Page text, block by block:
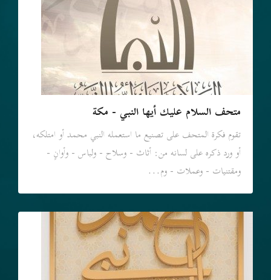
متحف السلام عليك أيها النبي - مكة
تقوم فكرة المتحف على تصنيع ما استعمله النبي محمد أو امتلكه،
أو ورد ذكره على لسانه من: أثاث - وسلاح - ولباس - وأوانٍ -
ومقتنيات - وعملات - وم...